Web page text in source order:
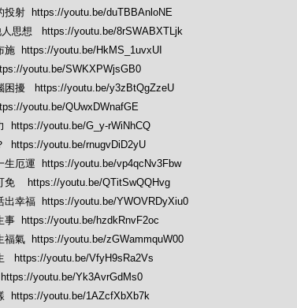
投射 https://youtu.be/duTBBAnloNE
人思想 https://youtu.be/8rSWABXTLjk
施 https://youtu.be/HkMS_1uvxUI
youtu.be/SWKXPWjsGB0
困擾 https://youtu.be/y3zBtQgZzeU
youtu.be/QUwxDWnafGE
https://youtu.be/G_y-rWiNhCQ
https://youtu.be/rnugvDiD2yU
生厄運 https://youtu.be/vp4qcNv3Fbw
免 https://youtu.be/QTitSwQQHvg
出幸福 https://youtu.be/YWOVRDyXiu0
事 https://youtu.be/hzdkRnvF2oc
福氣 https://youtu.be/zGWammquW00
https://youtu.be/VfyH9sRa2Vs
youtu.be/Yk3AvrGdMs0
https://youtu.be/1AZcfXbXb7k